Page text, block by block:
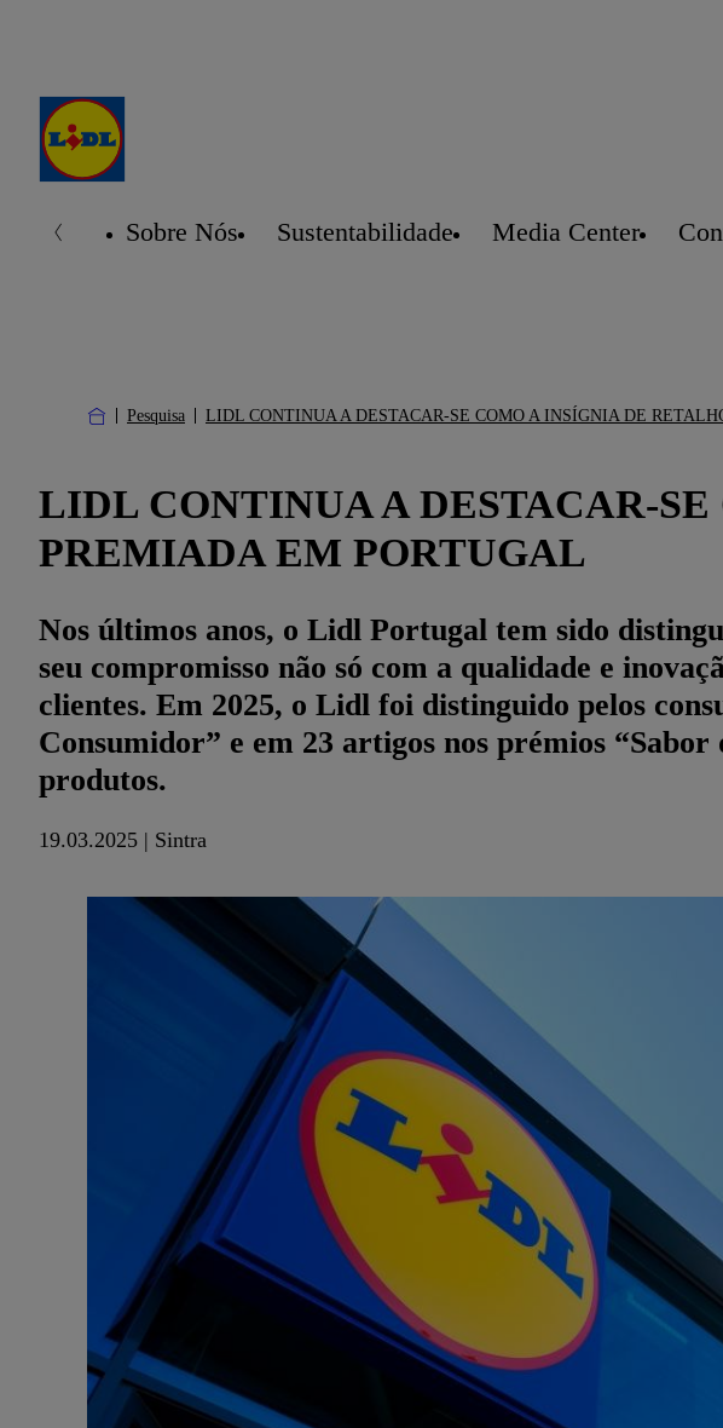
Sobre Nós Sustentabilidade Media Center
Pesquisa LIDL CONTINUA A DESTACAR-SE COMO A INSÍGNIA DE
LIDL CONTINUA A DESTACAR-
PREMIADA EM PORTUGAL
Nos últimos anos, o Lidl Portugal tem sido
seu compromisso não só com a qualidade e
clientes. Em 2025, o Lidl foi distinguido pelos
Consumidor” e em 23 artigos nos prémios
produtos.
19.03.2025 | Sintra